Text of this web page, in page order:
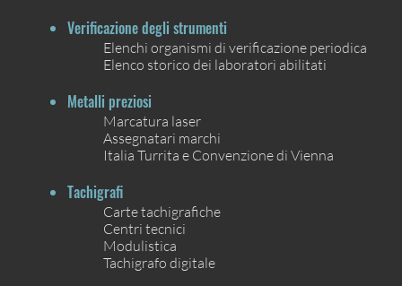
Verificazione degli strumenti
Elenchi organismi di verificazione periodica
Elenco storico dei laboratori abilitati
Metalli preziosi
Marcatura laser
Assegnatari marchi
Italia Turrita e Convenzione di Vienna
Tachigrafi
Carte tachigrafiche
Centri tecnici
Modulistica
Tachigrafo digitale